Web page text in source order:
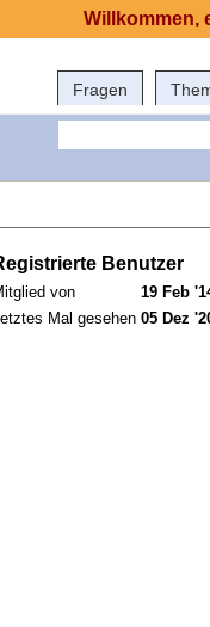
Fragen
Benutzer
von
19 Feb
Mal gesehen 05 Dez
Willkommen,